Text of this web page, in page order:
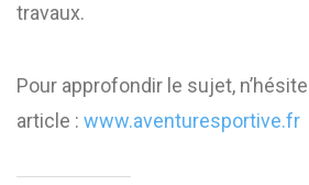
travaux.
Pour approfondir le sujet,
article : www.aventuresportive.fr